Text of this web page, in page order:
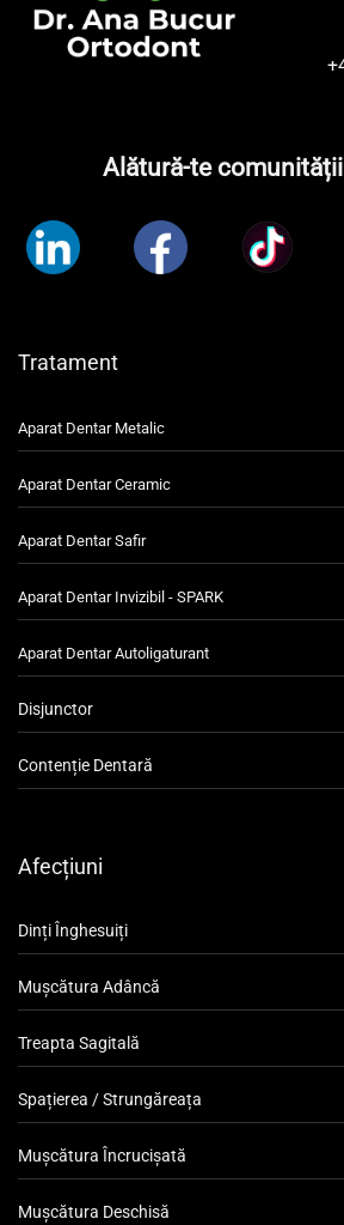
Alătură-te
Tratament
Aparat Dentar Metalic
Aparat Dentar Ceramic
Aparat Dentar Safir
Aparat Dentar Invizibil - SPARK
Aparat Dentar Autoligaturant
Disjunctor
Contenție Dentară
Afecțiuni
Dinți Înghesuiți
Mușcătura Adâncă
Treapta Sagitală
Spațierea / Strungăreața
Mușcătura Încrucișată
Mușcătura Deschisă